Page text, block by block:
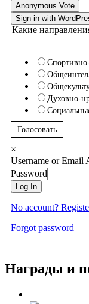
Anonymous Vote
Sign in with
Какие
Духовно-
Голосовать
×
Username or Email
Password
Log In
No account?
Forgot password
Награды и